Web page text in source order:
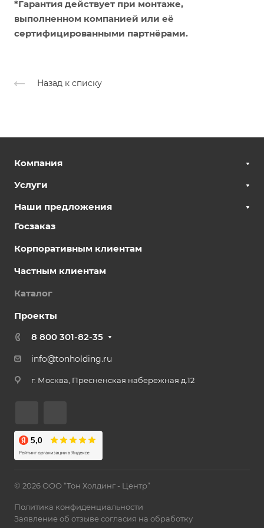
*Гарантия действует при монтаже,
выполненном компанией или её
сертифицированными партнёрами.
Назад к списку
Компания
Услуги
Наши предложения
Госзаказ
Корпоративным клиентам
Частным клиентам
Каталог
Проекты
8 800 301-82-35
info@tonholding.ru
г. Москва, Пресненская набережная д.12
© 2026 ООО “Тон Холдинг - Центр”
Политика конфиденциальности
Заявление об отзыве согласия на обработку